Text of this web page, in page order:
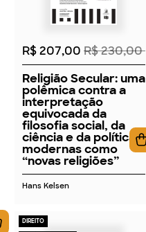
R$ 207,00 R$ 230,00
Religião Secular: uma
polêmica contra a
interpretação
equivocada da
filosofia social, da
ciência e da política
modernas como
“novas religiões”
Hans Kelsen
DIREITO